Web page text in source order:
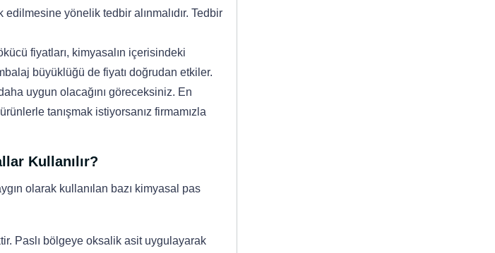
yönelik tedbir alınmalıdır. Tedbir
fiyatları, kimyasalın içerisindeki
büyüklüğü de fiyatı doğrudan etkiler.
uygun olacağını göreceksiniz. En
tanışmak istiyorsanız firmamızla
Kullanılır?
olarak kullanılan bazı kimyasal pas
Paslı bölgeye oksalik asit uygulayarak